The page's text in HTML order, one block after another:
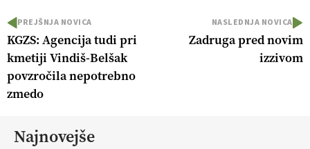
PREJŠNJA NOVICA
KGZS: Agencija tudi pri
kmetiji Vindiš-Belšak
povzročila nepotrebno
zmedo
NASLEDNJA NOVICA
Zadruga pred novim
izzivom
Najnovejše